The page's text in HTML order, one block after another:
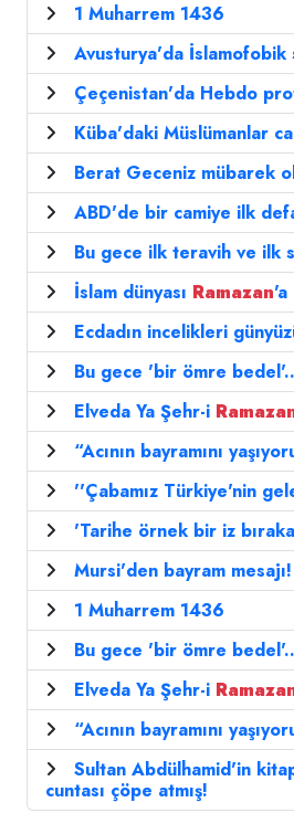
1 Muharrem 1436
Avusturya'da İslamofobik
Çeçenistan'da Hebdo
Küba'daki Müslümanlar
Berat Geceniz mübarek
ABD'de bir camiye ilk
Bu gece ilk teravih ve ilk
İslam dünyası Ramazan'a
Ecdadın incelikleri
Bu gece 'bir ömre
Elveda Ya Şehr-i
“Acının bayramını
''Çabamız Türkiye'nin
'Tarihe örnek bir iz
Mursi'den bayram mesajı!
1 Muharrem 1436
Bu gece 'bir ömre
Elveda Ya Şehr-i
“Acının bayramını
Sultan Abdülhamid'in
cuntası çöpe atmış!